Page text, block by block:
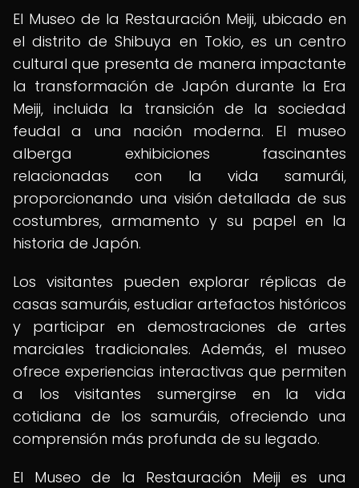
El Museo de la Restauración Meiji, ubicado en
el distrito de Shibuya en Tokio, es un centro
cultural que presenta de manera impactante
la transformación de Japón durante la Era
Meiji, incluida la transición de la sociedad
feudal a una nación moderna. El museo
alberga exhibiciones fascinantes
relacionadas con la vida samurái,
proporcionando una visión detallada de sus
costumbres, armamento y su papel en la
historia de Japón.
Los visitantes pueden explorar réplicas de
casas samuráis, estudiar artefactos históricos
y participar en demostraciones de artes
marciales tradicionales. Además, el museo
ofrece experiencias interactivas que permiten
a los visitantes sumergirse en la vida
cotidiana de los samuráis, ofreciendo una
comprensión más profunda de su legado.
El Museo de la Restauración Meiji es una